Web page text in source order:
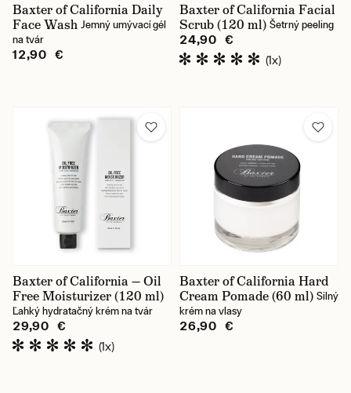
Baxter of California Daily
Face Wash Jemný umývací gél
na tvár
12,90 €
Baxter of California Facial
Scrub (120 ml) Šetrný peeling
24,90 €
(1x)
Baxter of California — Oil
Free Moisturizer (120 ml)
Ľahký hydratačný krém na tvár
29,90 €
(1x)
Baxter of California Hard
Cream Pomade (60 ml) Silný
krém na vlasy
26,90 €